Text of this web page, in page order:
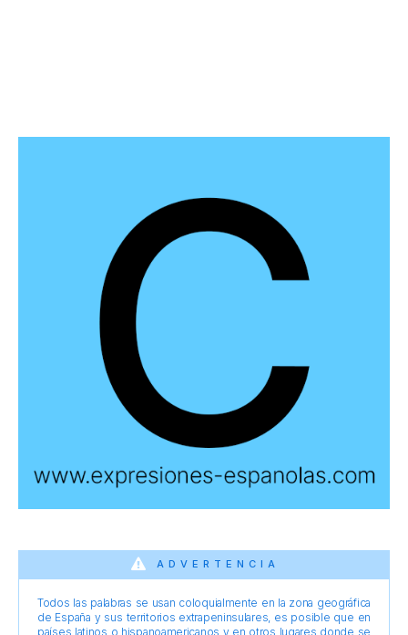
ADVERTENCIA
Todos las palabras se usan coloquialmente en la zona geográfica
de España y sus territorios extrapeninsulares, es posible que en
países latinos o hispanoamericanos y en otros lugares donde se